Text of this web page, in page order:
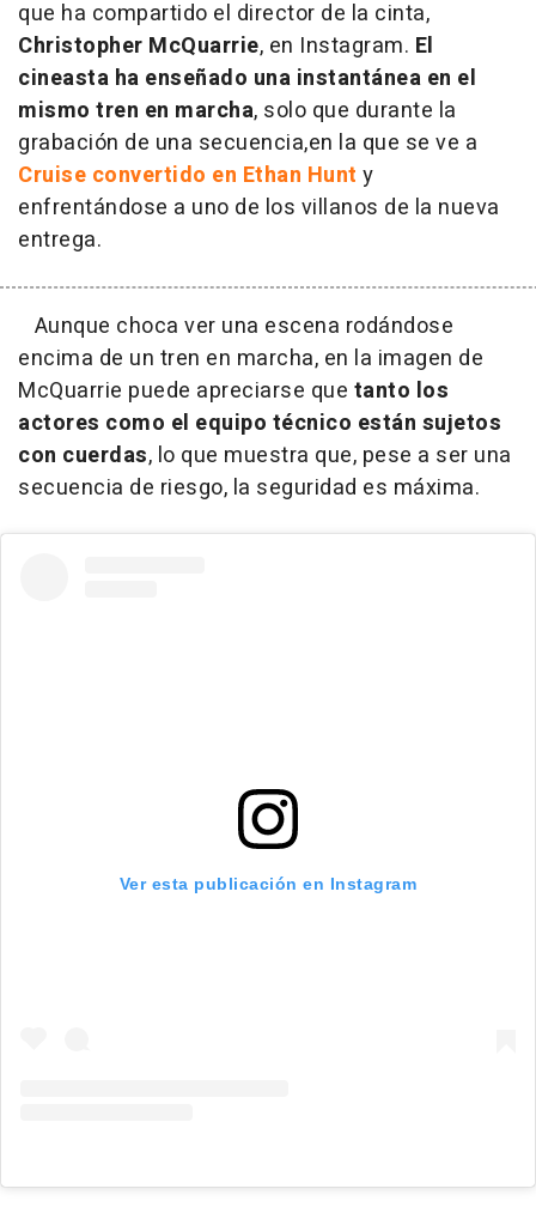
que ha compartido el director de la cinta,
Christopher McQuarrie, en Instagram. El
cineasta ha enseñado una instantánea en el
mismo tren en marcha, solo que durante la
grabación de una secuencia,en la que se ve a
Cruise convertido en Ethan Hunt y
enfrentándose a uno de los villanos de la nueva
entrega.
Aunque choca ver una escena rodándose
encima de un tren en marcha, en la imagen de
McQuarrie puede apreciarse que tanto los
actores como el equipo técnico están sujetos
con cuerdas, lo que muestra que, pese a ser una
secuencia de riesgo, la seguridad es máxima.
Ver esta publicación en Instagram